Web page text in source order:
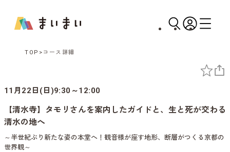
TOP コース詳細
11月22日(日)9:30～12:00
【清水寺】タモリさんを案内したガイドと、生と死が交わる
清水の地へ
～半世紀ぶり新たな姿の本堂へ！観音様が座す地形、断層がつくる京都の
世界観～